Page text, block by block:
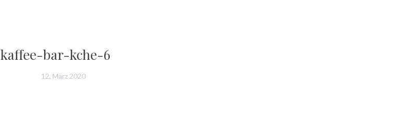
kaffee-bar-kche-6
12. März 2020